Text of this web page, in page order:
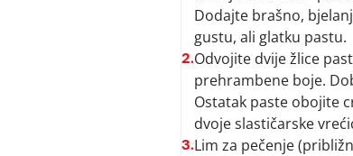
Dodajte brašno,
gustu, ali glatku pastu.
2.Odvojite dvije žlice
prehrambene boje.
Ostatak paste obojite
dvoje slastičarske
3.Lim za pečenje